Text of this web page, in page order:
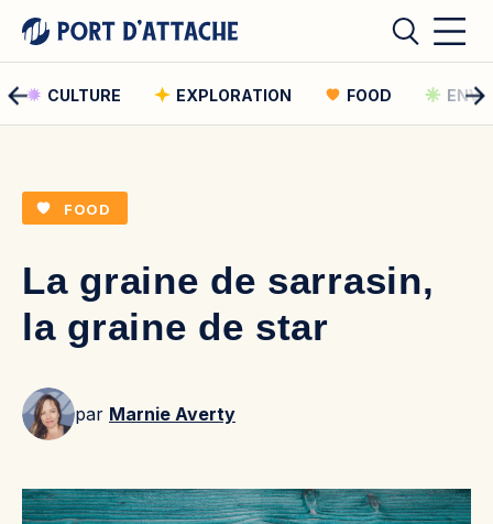
CULTURE EXPLORATION FOOD
Comment pouvons-nous vous aider ?
Rechercher
FOOD
La graine de sarrasin,
la graine de star
par Marnie Averty